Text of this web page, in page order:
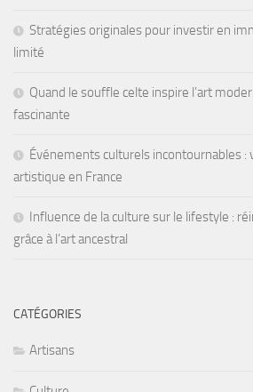
Stratégies originales pour investir en
limité
Quand le souffle celte inspire l’art
fascinante
Événements culturels incontournables :
artistique en France
Influence de la culture sur le lifestyle :
grâce à l’art ancestral
CATÉGORIES
Artisans